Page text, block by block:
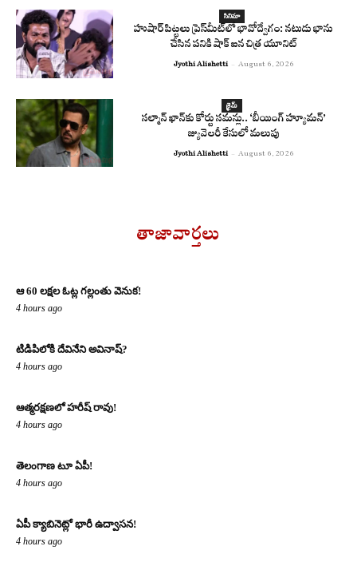
సినిమా
హుషార్ పిట్టలు ప్రెస్‌మీట్‌లో భావోద్వేగం: నటుడు భాను
చేసిన పనికి షాక్ ఐన చిత్ర యూనిట్
Jyothi Alishetti - August 6, 2026
క్రైమ్
సల్మాన్ ఖాన్‌కు కోర్టు సమన్లు.. ‘బీయింగ్ హ్యూమన్’
జ్యువెలరీ కేసులో మలుపు
Jyothi Alishetti - August 6, 2026
తాజావార్తలు
ఆ 60 లక్షల ఓట్ల గల్లంతు వెనుక!
4 hours ago
టిడిపిలోకి దేవినేని అవినాష్?
4 hours ago
ఆత్మరక్షణలో హరీష్ రావు!
4 hours ago
తెలంగాణ టూ ఏపీ!
4 hours ago
ఏపీ క్యాబినెట్లో భారీ ఉద్వాసన!
4 hours ago